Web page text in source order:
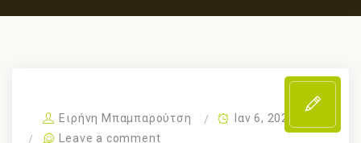
Ειρήνη Μπαμπαρούτση
Ιαν 6, 2022
Leave a comment